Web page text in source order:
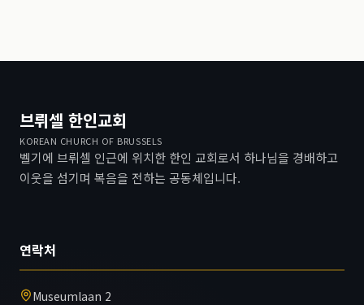
브뤼셀 한인교회
KOREAN CHURCH OF BRUSSELS
벨기에 브뤼셀 인근에 위치한 한인 교회로서 하나님을 경배하고
이웃을 섬기며 복음을 전하는 공동체입니다.
연락처
Museumlaan 2